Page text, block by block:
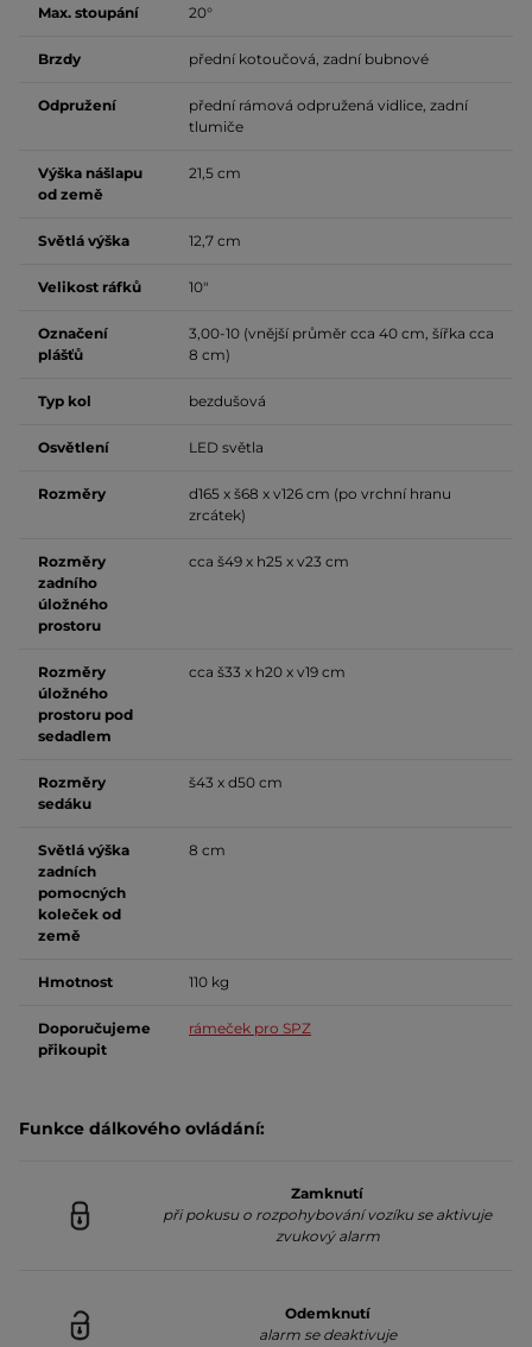
Max. stoupání 20°
Brzdy přední kotoučová, zadní bubnové
Odpružení
přední rámová odpružená vidlice, zadní
tlumiče
Výška nášlapu
od země
21,5 cm
Světlá výška 12,7 cm
Velikost ráfků 10"
Označení
plášťů
3,00-10 (vnější průměr cca 40 cm, šířka cca
8 cm)
Typ kol bezdušová
Osvětlení LED světla
Rozměry
d165 x š68 x v126 cm (po vrchní hranu
zrcátek)
Rozměry
zadního
úložného
prostoru
cca š49 x h25 x v23 cm
Rozměry
úložného
prostoru pod
sedadlem
cca š33 x h20 x v19 cm
Rozměry
sedáku
š43 x d50 cm
Světlá výška
zadních
pomocných
koleček od
země
8 cm
Hmotnost 110 kg
Doporučujeme
přikoupit
rámeček pro SPZ
Funkce dálkového ovládání:
Zamknutí
při pokusu o rozpohybování vozíku se aktivuje
zvukový alarm
Odemknutí
alarm se deaktivuje